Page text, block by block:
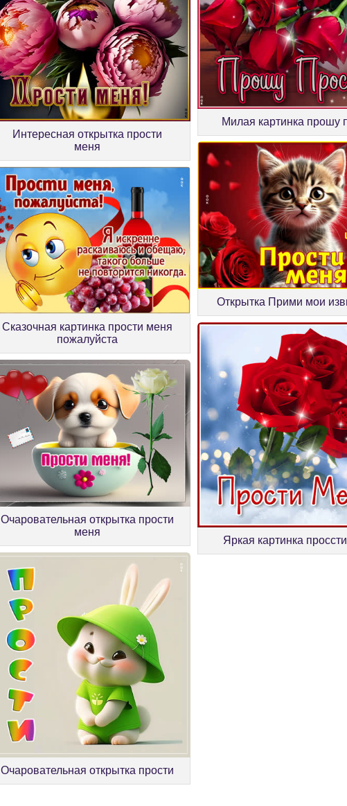
Интересная открытка прости
меня
Милая картинка прошу
Сказочная картинка прости меня
пожалуйста
Открытка Прими мои
Очаровательная открытка прости
меня
Яркая картинка
Очаровательная открытка прости